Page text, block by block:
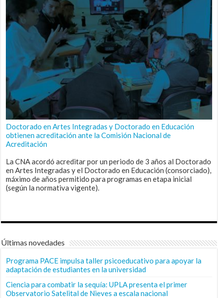
Doctorado en Artes Integradas y Doctorado en Educación
obtienen acreditación ante la Comisión Nacional de
Acreditación
La CNA acordó acreditar por un periodo de 3 años al Doctorado
en Artes Integradas y el Doctorado en Educación (consorciado),
máximo de años permitido para programas en etapa inicial
(según la normativa vigente).
Últimas novedades
Programa PACE impulsa taller psicoeducativo para apoyar la
adaptación de estudiantes en la universidad
Ciencia para combatir la sequía: UPLA presenta el primer
Observatorio Satelital de Nieves a escala nacional